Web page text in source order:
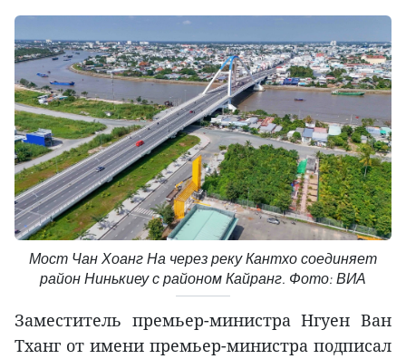
Мост Чан Хоанг На через реку Кантхо соединяет
район Нинькиеу с районом Кайранг. Фото: ВИА
Заместитель премьер-министра Нгуен Ван
Тханг от имени премьер-министра подписал